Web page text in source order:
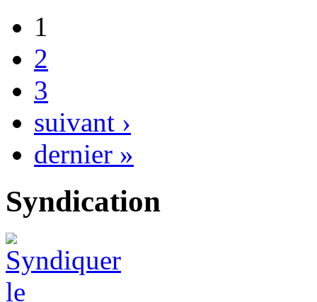
1
2
3
suivant ›
dernier »
Syndication